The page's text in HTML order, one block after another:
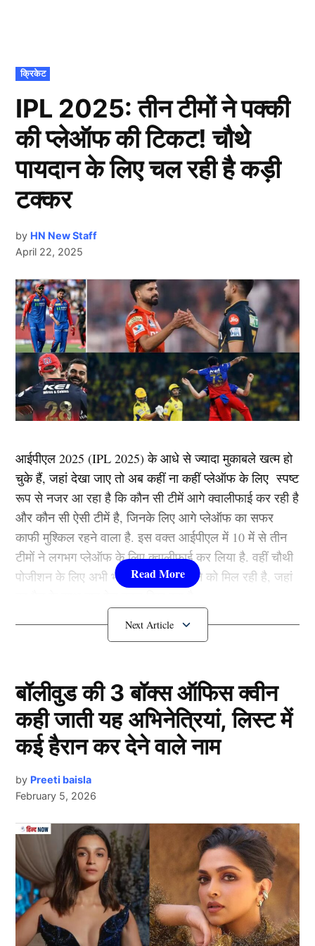
POSTED
IN
क्रिकेट
IPL 2025: तीन टीमों ने पक्की
की प्लेऑफ की टिकट! चौथे
पायदान के लिए चल रही है कड़ी
टक्कर
by HN New Staff
April 22, 2025
आईपीएल 2025 (IPL 2025) के आधे से ज्यादा मुकाबले खत्म हो
चुके हैं, जहां देखा जाए तो अब कहीं ना कहीं प्लेऑफ के लिए स्पष्ट
रूप से नजर आ रहा है कि कौन सी टीमें आगे क्वालीफाई कर रही है
और कौन सी ऐसी टीमें है, जिनके लिए आगे प्लेऑफ का सफर
काफी मुश्किल रहने वाला है. इस वक्त आईपीएल में 10 में से तीन
टीमों ने लगभग प्लेऑफ के लिए क्वालीफाई कर लिया है. वहीं चौथी
पोजीशन के लिए अभी भी कडी़ टक्कर देखने को मिल रही है, जहां
IPL 2025: प्लेऑफ के लिए इन टीमों ने पक्की
आईपीएल 2025 (IPL 2025) के पॉइंट्स टेबल में एक नजर डालें
तो इस वक्त गुजरात टाइटंस टेबल टॉपर बनी हुई है. वहीं, अक्षर
पटेल की कप्तानी वाली दिल्ली कैपिटल्स दूसरे नंबर पर और रजत
Next Article
बॉलीवुड की 3 बॉक्स ऑफिस क्वीन
कही जाती यह अभिनेत्रियां, लिस्ट में
कई हैरान कर देने वाले नाम
by Preeti baisla
February 5, 2026